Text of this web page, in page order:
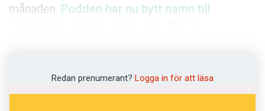
månaden. Podden har nu bytt namn till
Gäst i det senaste avsnitt är Sverker
Johansson, som är verksam vid Högskolan i
Redan prenumerant? Logga in för att läsa